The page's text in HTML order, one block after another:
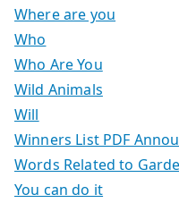
Where are you
Who
Who Are You
Wild Animals
Will
Winners List PDF
Words Related to
You can do it